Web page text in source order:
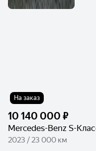
На заказ
10 140 000 ₽
Mercedes-Benz S-
2023 / 23 000 км